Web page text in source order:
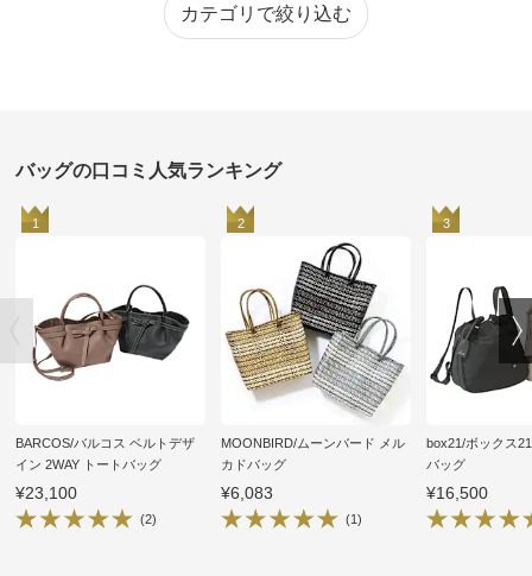
カテゴリで絞り込む
バッグの口コミ人気ランキング
1
BARCOS/バルコス ベルトデザ
イン 2WAY トートバッグ
¥23,100
(2)
2
MOONBIRD/ムーンバード メル
カドバッグ
¥6,083
(1)
3
box21/ボックス
バッグ
¥16,500